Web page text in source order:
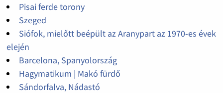
Pisai ferde torony
Szeged
Siófok, mielőtt beépült az Aranypart az 1970-es évek
elején
Barcelona, Spanyolország
Hagymatikum | Makó fürdő
Sándorfalva, Nádastó